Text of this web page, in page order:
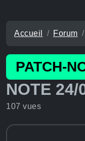
Accueil Forum
PATCH-
NOTE 24/
107 vues